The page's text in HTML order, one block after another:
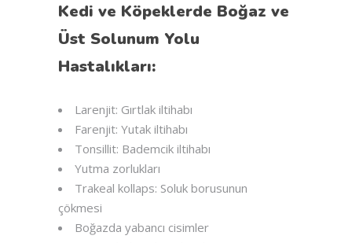
Kedi ve Köpeklerde Boğaz ve
Üst Solunum Yolu
Hastalıkları:
Larenjit: Gırtlak iltihabı
Farenjit: Yutak iltihabı
Tonsillit: Bademcik iltihabı
Yutma zorlukları
Trakeal kollaps: Soluk borusunun
çökmesi
Boğazda yabancı cisimler